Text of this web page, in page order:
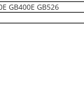
GB400E GB526